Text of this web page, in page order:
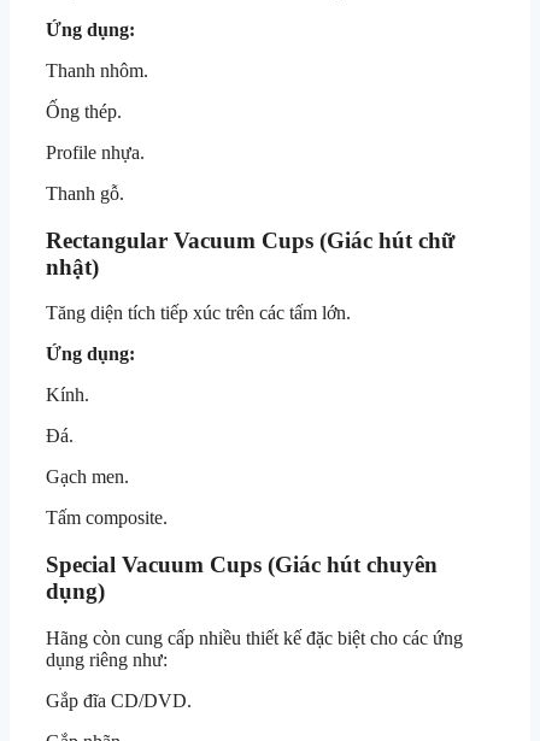
Ứng dụng:
Thanh nhôm.
Ống thép.
Profile nhựa.
Thanh gỗ.
Rectangular Vacuum Cups (Giác hút chữ
nhật)
Tăng diện tích tiếp xúc trên các tấm lớn.
Ứng dụng:
Kính.
Đá.
Gạch men.
Tấm composite.
Special Vacuum Cups (Giác hút chuyên
dụng)
Hãng còn cung cấp nhiều thiết kế đặc biệt cho các ứng
dụng riêng như:
Gắp đĩa CD/DVD.